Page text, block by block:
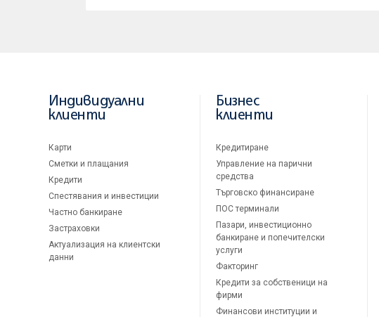
Индивидуални
клиенти
Карти
Сметки и плащания
Кредити
Спестявания и инвестиции
Частно банкиране
Застраховки
Актуализация на клиентски
данни
Бизнес
клиенти
Кредитиране
Управление на парични
средства
Търговско финансиране
ПОС терминали
Пазари, инвестиционно
банкиране и попечителски
услуги
Факторинг
Кредити за собственици на
фирми
Финансови институции и